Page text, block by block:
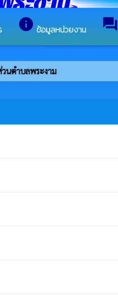
info ข้อมูลหน่วยงาน forum
นตำบลพระงาม